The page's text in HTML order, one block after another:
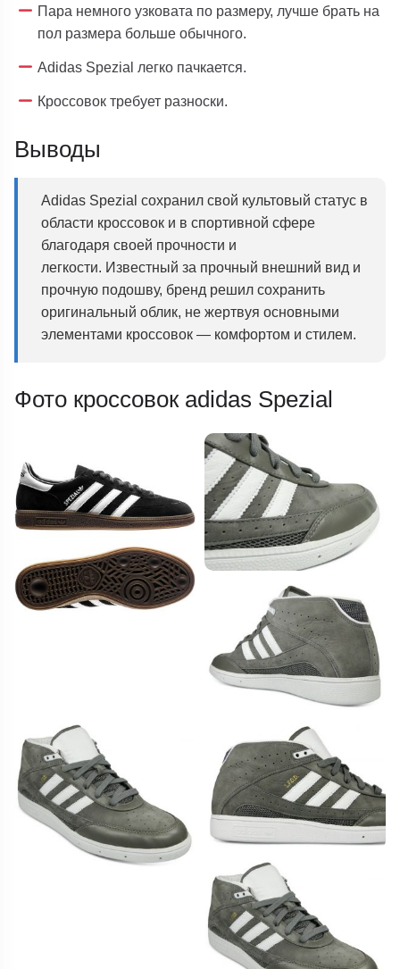
Пара немного узковата по размеру, лучше брать на
пол размера больше обычного.
Adidas Spezial легко пачкается.
Кроссовок требует разноски.
Выводы
Adidas Spezial сохранил свой культовый статус в
области кроссовок и в спортивной сфере
благодаря своей прочности и
легкости. Известный за прочный внешний вид и
прочную подошву, бренд решил сохранить
оригинальный облик, не жертвуя основными
элементами кроссовок — комфортом и стилем.
Фото кроссовок adidas Spezial